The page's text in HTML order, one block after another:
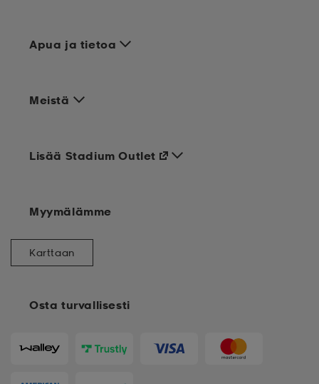
Apua ja tietoa
Meistä
Osta turvallisesti
Lisää Stadium Outlet
Myymälämme
Karttaan